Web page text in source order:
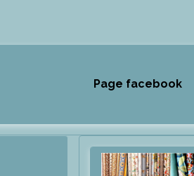
Page facebook